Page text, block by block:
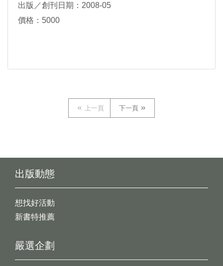
出版／創刊日期：2008-05
價格：5000
上一頁 下一頁
出版動態
想找好活動
新書特推薦
嚴選企劃